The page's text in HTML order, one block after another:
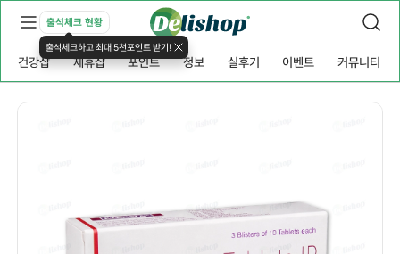
출석체크 현황
출석체크하고 최대 5천포인트 받기!
건강샵 제휴샵 포인트 정보 실후기 이벤트 커뮤니티